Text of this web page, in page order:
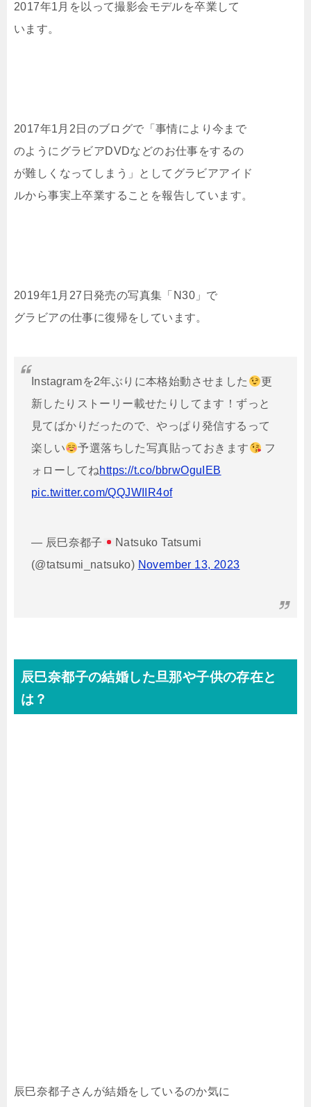
2017年1月を以って撮影会モデルを卒業して
います。
2017年1月2日のブログで「事情により今まで
のようにグラビアDVDなどのお仕事をするの
が難しくなってしまう」としてグラビアアイド
ルから事実上卒業することを報告しています。
2019年1月27日発売の写真集「N30」で
グラビアの仕事に復帰をしています。
Instagramを2年ぶりに本格始動させました
更
新したりストーリー載せたりしてます！ずっと
見てばかりだったので、やっぱり発信するって
楽しい
予選落ちした写真貼っておきます
フ
ォローしてねhttps://t.co/bbrwOguIEB
pic.twitter.com/QQJWIIR4of
— 辰巳奈都子
Natsuko Tatsumi
(@tatsumi_natsuko) November 13, 2023
辰巳奈都子の結婚した旦那や子供の存在と
は？
辰巳奈都子さんが結婚をしているのか気に